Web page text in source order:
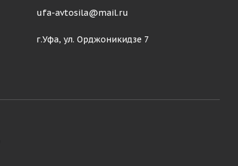
ufa-avtosila@mail.ru
г.Уфа, ул. Орджоникидзе 7